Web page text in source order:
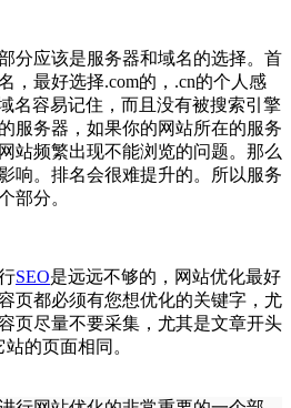
分应该是服务器和域名的选择。首
，最好选择.com的，.cn的个人感
名容易记住，而且没有被搜索引擎
服务器，如果你的网站所在的服务
站频繁出现不能浏览的问题。那么
响。排名会很难提升的。所以服务
部分。
SEO是远远不够的，网站优化最好
页都必须有您想优化的关键字，尤
页尽量不要采集，尤其是文章开头
的页面相同。